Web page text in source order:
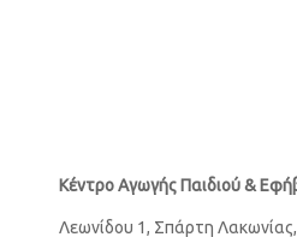
Κέντρο Αγωγής Παιδιού &
Λεωνίδου 1, Σπάρτη